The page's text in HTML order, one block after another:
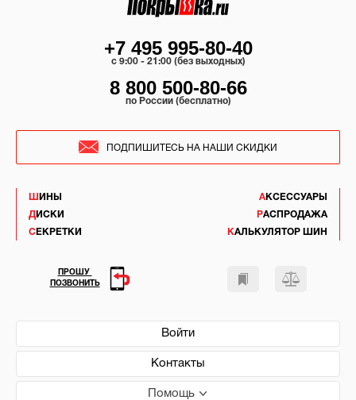
ШИНЫ
ДИСКИ
СЕКРЕТКИ
АКСЕССУАРЫ
РАСПРОДАЖА
КАЛЬКУЛЯТОР ШИН
Войти
Контакты
Помощь
+7 495 995-80-40
c 9:00 - 21:00 (без выходных)
8 800 500-80-66
по России (бесплатно)
ПОДПИШИТЕСЬ НА НАШИ СКИДКИ
ПРОШУ
ПОЗВОНИТЬ